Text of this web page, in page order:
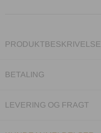
PRODUKTBESKRIVELSE
BETALING
LEVERING OG FRAGT